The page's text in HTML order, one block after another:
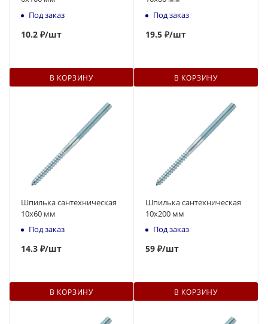
Под заказ
10.2 ₽/шт
В КОРЗИНУ
Под заказ
19.5 ₽/шт
В КОРЗИНУ
Шпилька сантехническая
10x60 мм
Под заказ
14.3 ₽/шт
В КОРЗИНУ
Шпилька сантехническая
10x200 мм
Под заказ
59 ₽/шт
В КОРЗИНУ